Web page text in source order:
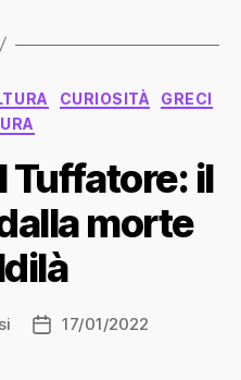
CURIOSITÀ
GRECI
Tuffatore: il
morte
Data17/01/2022